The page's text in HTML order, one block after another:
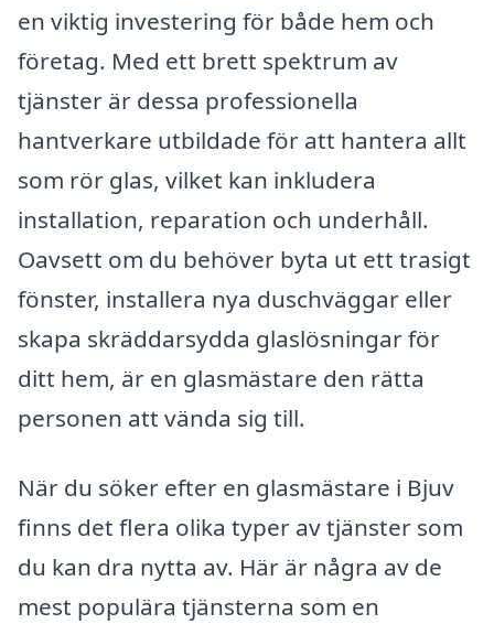
en viktig investering för både hem och
företag. Med ett brett spektrum av
tjänster är dessa professionella
hantverkare utbildade för att hantera allt
som rör glas, vilket kan inkludera
installation, reparation och underhåll.
Oavsett om du behöver byta ut ett trasigt
fönster, installera nya duschväggar eller
skapa skräddarsydda glaslösningar för
ditt hem, är en glasmästare den rätta
personen att vända sig till.
När du söker efter en glasmästare i Bjuv
finns det flera olika typer av tjänster som
du kan dra nytta av. Här är några av de
mest populära tjänsterna som en